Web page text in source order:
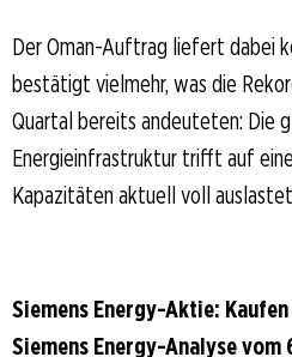
Der Oman-Auftrag liefert dabei
bestätigt vielmehr, was die
Quartal bereits andeuteten: Die
Energieinfrastruktur trifft auf
Kapazitäten aktuell voll
Siemens Energy-Aktie:
Siemens Energy-Analyse